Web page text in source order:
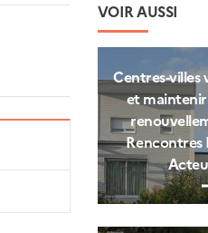
VOIR AUSSI
et
Rencontres